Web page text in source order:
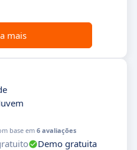
mais
base em6 avaliações
Demo gratuita